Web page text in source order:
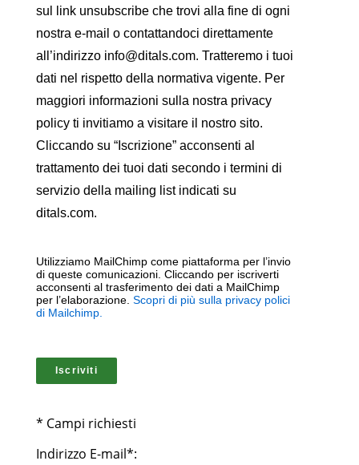
sul link unsubscribe che trovi alla fine di ogni
nostra e-mail o contattandoci direttamente
all’indirizzo info@ditals.com. Tratteremo i tuoi
dati nel rispetto della normativa vigente. Per
maggiori informazioni sulla nostra privacy
policy ti invitiamo a visitare il nostro sito.
Cliccando su “Iscrizione” acconsenti al
trattamento dei tuoi dati secondo i termini di
servizio della mailing list indicati su
ditals.com.
Utilizziamo MailChimp come piattaforma per l’invio
di queste comunicazioni. Cliccando per iscriverti
acconsenti al trasferimento dei dati a MailChimp
per l’elaborazione. Scopri di più sulla privacy polici
di Mailchimp.
* Campi richiesti
Indirizzo E-mail*: